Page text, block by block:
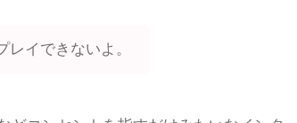
レイできないよ。